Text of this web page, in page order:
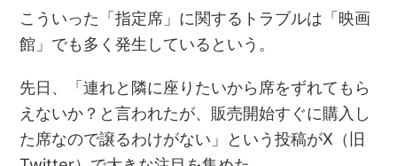
こういった「指定席」に関するトラブルは「映画
館」でも多く発生しているという。
先日、「連れと隣に座りたいから席をずれてもら
えないか？と言われたが、販売開始すぐに購入し
た席なので譲るわけがない」という投稿がX（旧